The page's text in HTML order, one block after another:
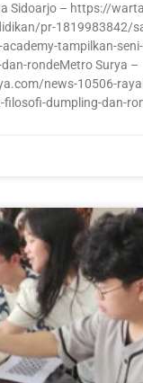
Sidoarjo – https://
pr-1819983842/
tampilkan-
rondeMetro Surya –
news-10506-
filosofi-dumpling-dan-